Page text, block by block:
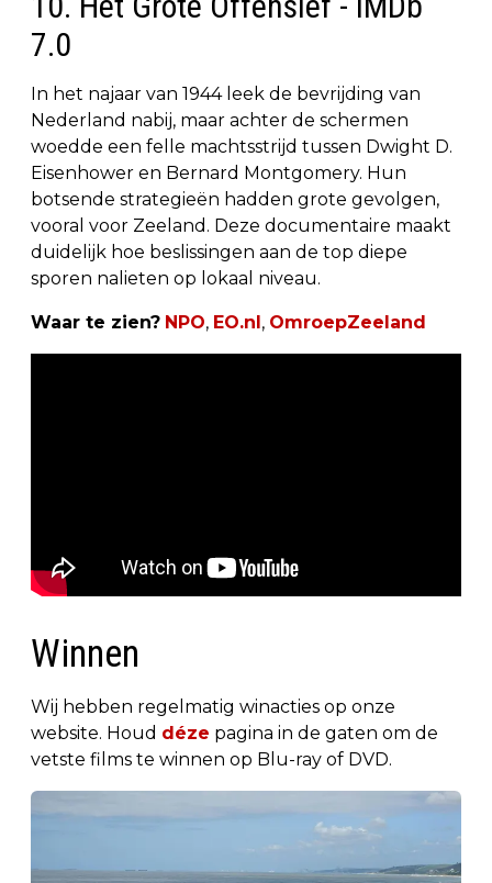
7.0
In het najaar van 1944 leek de bevrijding van
Nederland nabij, maar achter de schermen
woedde een felle machtsstrijd tussen Dwight D.
Eisenhower en Bernard Montgomery. Hun
botsende strategieën hadden grote gevolgen,
vooral voor Zeeland. Deze documentaire maakt
duidelijk hoe beslissingen aan de top diepe
sporen nalieten op lokaal niveau.
Waar te zien? NPO, EO.nl, OmroepZeeland
Winnen
Wij hebben regelmatig winacties op onze
website. Houd déze pagina in de gaten om de
vetste films te winnen op Blu-ray of DVD.